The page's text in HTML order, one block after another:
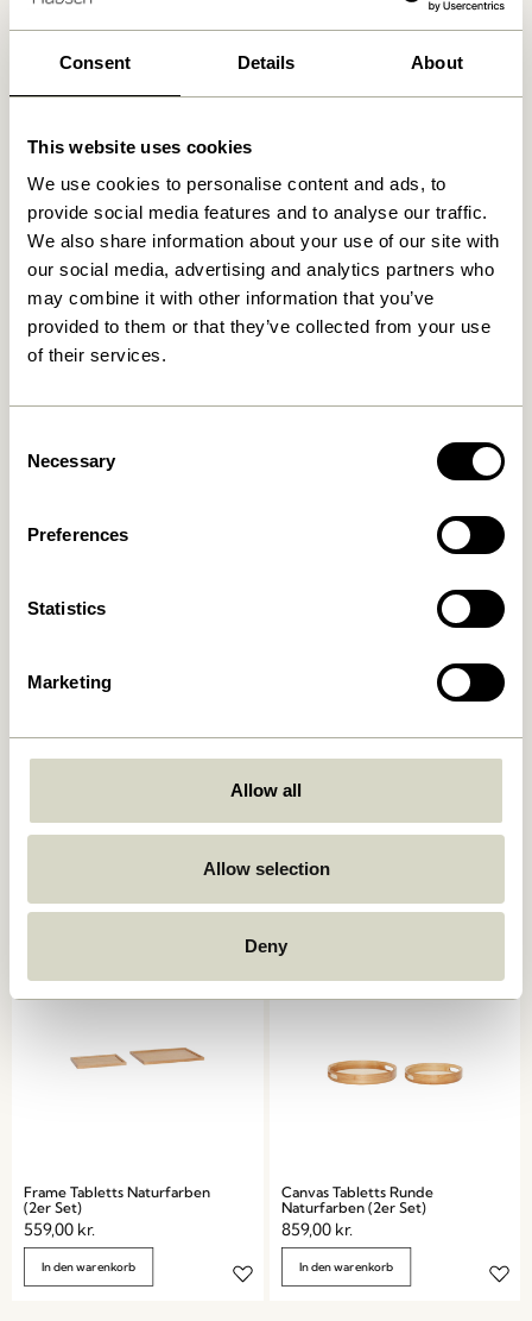
Consent Details About
This website uses cookies
We use cookies to personalise content and ads, to
provide social media features and to analyse our traffic.
We also share information about your use of our site with
our social media, advertising and analytics partners who
may combine it with other information that you’ve
provided to them or that they’ve collected from your use
of their services.
Selection
Necessary
Preferences
Statistics
Marketing
Allow all
Allow selection
Deny
Kostenlose Lieferung über
Ähnliche Produkte
749,00kr.
Set)
729,00kr.
Frame Tabletts Naturfarben
(2er Set)
559,00 kr.
In den warenkorb
Canvas Tabletts Runde
Naturfarben (2er Set)
859,00 kr.
In den warenkorb